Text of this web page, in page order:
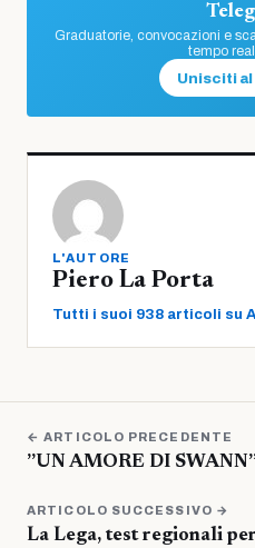
Graduatorie, convocazioni e
tempo
Unisciti
L'AUTORE
Piero La Porta
Tutti i suoi 938 articoli su
← ARTICOLO PRECEDENTE
”UN AMORE DI
ARTICOLO SUCCESSIVO →
La Lega, test regionali